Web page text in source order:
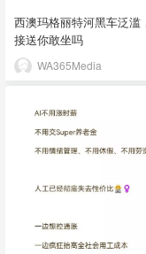
西澳玛格丽特河黑车泛滥
接送你敢坐吗
WA365Media